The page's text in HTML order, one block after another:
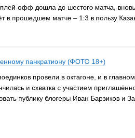
офф дошла до шестого матча,
в прошедшем матче – 1:3 в пользу
панкратиону (ФОТО 18+)
провели в октагоне, и в
и схватка с участием
публику блогеры Иван Барзиков и